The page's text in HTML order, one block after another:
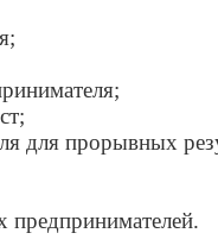
для прорывных
предпринимателей.